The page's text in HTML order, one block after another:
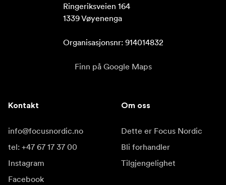
Ringeriksveien 164
1339 Vøyenenga
Organisasjonsnr: 914014832
Finn på Google Maps
Kontakt
info@focusnordic.no
tel: +47 67 17 37 00
Instagram
Facebook
Om oss
Dette er Focus Nordic
Bli forhandler
Tilgjengelighet